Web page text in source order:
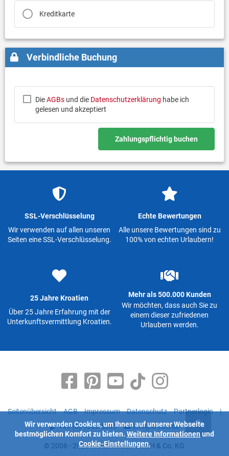
Kreditkarte
Verbindliche Buchung
DieAGBsund die Datenschutzerklärung habe ich
gelesen und akzeptiert
Zahlungspflichtig buchen
SSL-Verschlüsselung
Wir verwenden auf allen unseren
Seiten eine SSL-Verschlüsselung.
Echte Bewertungen
Alle unsere Bewertungen sind zu
100% von echten Urlaubern!
25 Jahre Kroatien
Über 25 Jahre Erfahrung mit der
Unterkunftsvermittlung Kroatien.
Mehr als 500.000 Kunden
Wir möchten, dass auch Sie zu
einem dieser zufriedenen
Urlaubern werden.
Seitenübersicht AGB Impressum Datenschutz Partnerlogin
|
+49 (0) 9363 5335
info@kroati.de
© 2006 - 2026 Kroati-Reisen GmbH & Co. KG
Wir verwenden Cookies, um Ihnen auf unserer Webseite
bestmöglichen Komfort zu bieten. Weitere Informationen und
Cookie-Einstellungen.